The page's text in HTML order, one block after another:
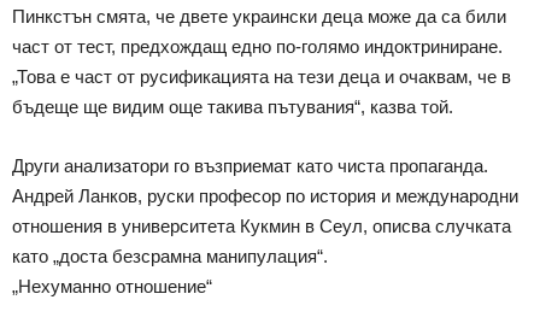
Пинкстън смята, че двете украински деца може да са били
част от тест, предхождащ едно по-голямо индоктриниране.
„Това е част от русификацията на тези деца и очаквам, че в
бъдеще ще видим още такива пътувания“, казва той.
Други анализатори го възприемат като чиста пропаганда.
Андрей Ланков, руски професор по история и международни
отношения в университета Кукмин в Сеул, описва случката
като „доста безсрамна манипулация“.
„Нехуманно отношение“